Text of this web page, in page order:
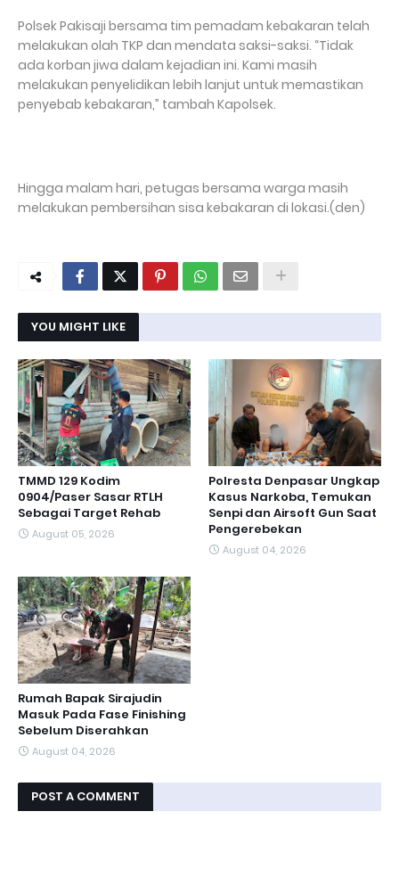
Polsek Pakisaji bersama tim pemadam kebakaran telah
melakukan olah TKP dan mendata saksi-saksi. “Tidak
ada korban jiwa dalam kejadian ini. Kami masih
melakukan penyelidikan lebih lanjut untuk memastikan
penyebab kebakaran,” tambah Kapolsek.
Hingga malam hari, petugas bersama warga masih
melakukan pembersihan sisa kebakaran di lokasi.(den)
YOU MIGHT LIKE
TMMD 129 Kodim
0904/Paser Sasar RTLH
Sebagai Target Rehab
August 05, 2026
Polresta Denpasar Ungkap
Kasus Narkoba, Temukan
Senpi dan Airsoft Gun Saat
Pengerebekan
August 04, 2026
Rumah Bapak Sirajudin
Masuk Pada Fase Finishing
Sebelum Diserahkan
August 04, 2026
POST A COMMENT